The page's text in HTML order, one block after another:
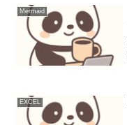
Mermaid
EXCEL